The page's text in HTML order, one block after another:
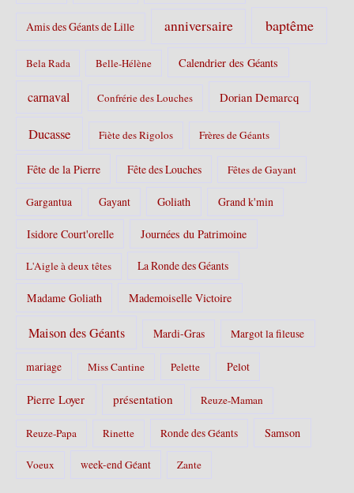
Amis des Géants de Lille anniversaire baptême
Bela Rada Belle-Hélène Calendrier des Géants
carnaval Confrérie des Louches Dorian Demarcq
Ducasse Fiète des Rigolos Frères de Géants
Fête de la Pierre Fête des Louches Fêtes de Gayant
Gargantua Gayant Goliath Grand k'min
Isidore Court'orelle Journées du Patrimoine
L'Aigle à deux têtes La Ronde des Géants
Madame Goliath Mademoiselle Victoire
Maison des Géants Mardi-Gras Margot la fileuse
mariage Miss Cantine Pelette Pelot
Pierre Loyer présentation Reuze-Maman
Reuze-Papa Rinette Ronde des Géants Samson
Voeux week-end Géant Zante